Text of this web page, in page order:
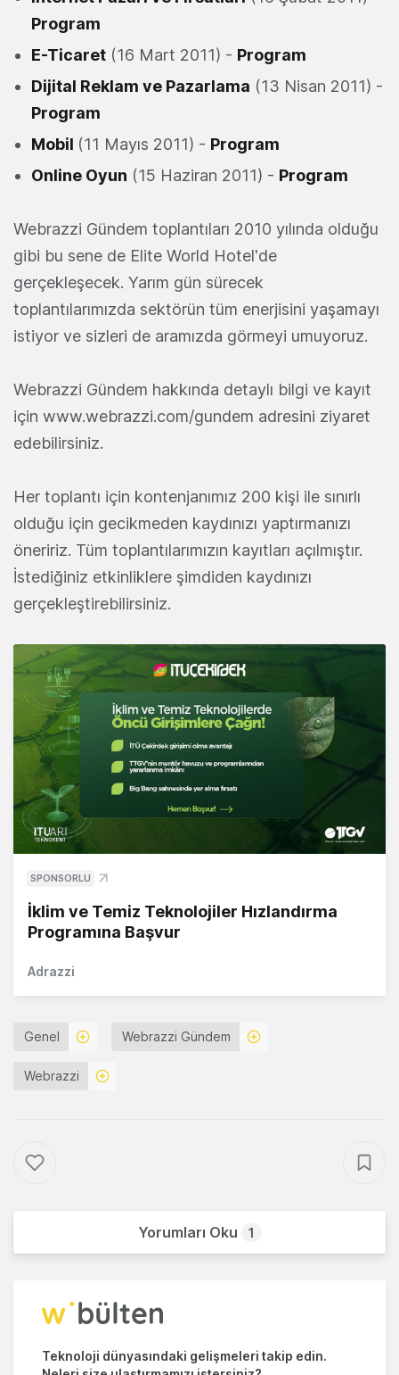
Program
E-Ticaret (16 Mart 2011) - Program
Dijital Reklam ve Pazarlama (13 Nisan 2011) -
Program
Mobil (11 Mayıs 2011) - Program
Online Oyun (15 Haziran 2011) - Program
Webrazzi Gündem toplantıları 2010 yılında olduğu
gibi bu sene de Elite World Hotel'de
gerçekleşecek. Yarım gün sürecek
toplantılarımızda sektörün tüm enerjisini yaşamayı
istiyor ve sizleri de aramızda görmeyi umuyoruz.
Webrazzi Gündem hakkında detaylı bilgi ve kayıt
için www.webrazzi.com/gundem adresini ziyaret
edebilirsiniz.
Her toplantı için kontenjanımız 200 kişi ile sınırlı
olduğu için gecikmeden kaydınızı yaptırmanızı
öneririz. Tüm toplantılarımızın kayıtları açılmıştır.
İstediğiniz etkinliklere şimdiden kaydınızı
gerçekleştirebilirsiniz.
SPONSORLU
İklim ve Temiz Teknolojiler Hızlandırma
Programına Başvur
Adrazzi
Genel Webrazzi Gündem
Webrazzi
Yorumları Oku 1
Teknoloji dünyasındaki gelişmeleri takip edin.